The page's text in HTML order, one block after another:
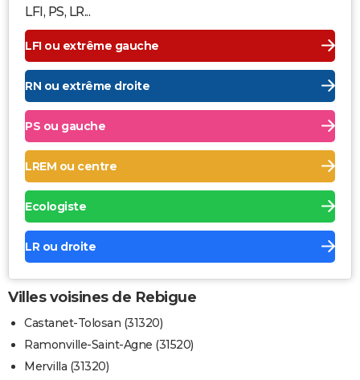
LFI, PS, LR...
LFI ou extrême gauche
RN ou extrême droite
PS ou gauche
LREM ou centre
Ecologiste
LR ou droite
Villes voisines de Rebigue
Castanet-Tolosan (31320)
Ramonville-Saint-Agne (31520)
Mervilla (31320)